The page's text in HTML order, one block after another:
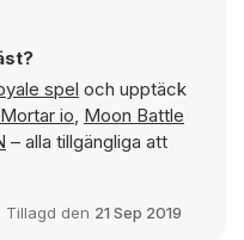
spel och upptäck
Mortar io, Moon Battle
– alla tillgängliga att
Tillagd den 21 Sep 2019